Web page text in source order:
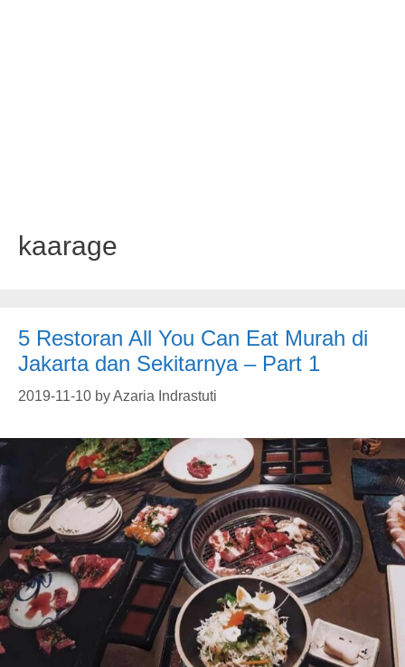
kaarage
5 Restoran All You Can Eat Murah di
Jakarta dan Sekitarnya – Part 1
2019-11-10 byAzaria Indrastuti